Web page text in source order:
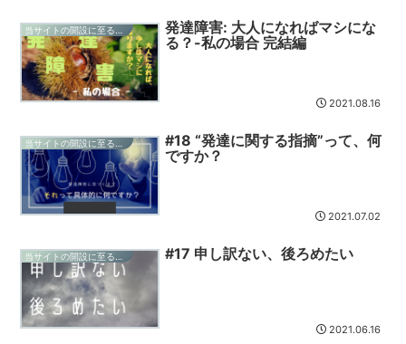
発達障害: 大人になればマシにな
る？-私の場合 完結編
2021.08.16
#18 “発達に関する指摘”って、何
ですか？
2021.07.02
#17 申し訳ない、後ろめたい
2021.06.16